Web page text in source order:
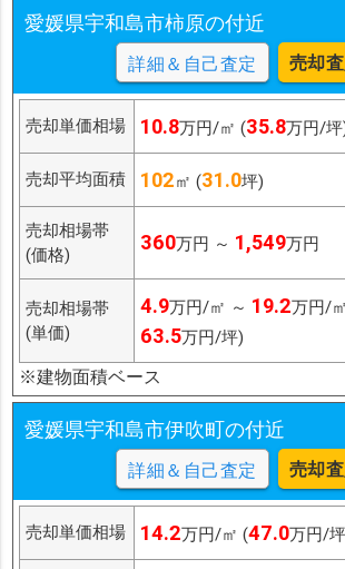
愛媛県宇和島市柿原の付近
詳細＆自己査定 売却
売却単価相場 10.8万円/㎡ (35.8万円/坪
売却平均面積 102㎡ (31.0坪)
売却相場帯
(価格)
360万円 ～ 1,549万円
売却相場帯
(単価)
4.9万円/㎡ ～ 19.2万円/
63.5万円/坪)
※建物面積ベース
愛媛県宇和島市伊吹町の付近
詳細＆自己査定 売却
売却単価相場 14.2万円/㎡ (47.0万円/